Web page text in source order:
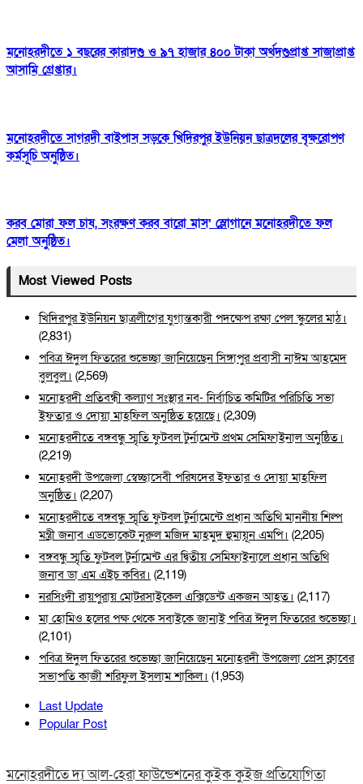
মনোহরদীতে ১ বছরের কারাদণ্ড ও ৯৭ হাজার ৪০০ টাকা অর্থদণ্ডপ্রাপ্ত সাজাপ্রাপ্ত
আসামি গ্রেপ্তার।
মনোহরদীতে সাগরদী বাইপাস সড়কে খিদিরপুর ইউনিয়ন ছাত্রদলের বৃক্ষরোপণ
কর্মসূচি অনুষ্ঠিত।
করব মোরা ফল চাষ, সংরক্ষণ করব বারো মাস’ স্লোগানে মনোহরদীতে ফল
মেলা অনুষ্ঠিত।
Most Viewed Posts
খিদিরপুর ইউনিয়ন ছাত্রলীগের যুগান্তকারী পদক্ষেপ রক্ষা পেল স্কুলের মাঠ।
(2,831)
পবিত্র ঈদুল ফিতরের শুভেচ্ছা জানিয়েছেন সিঙ্গাপুর প্রবাসী নাঈম আহমেদ
বুলবুল। (2,569)
মনোহরদী প্রতিবন্ধী কল্যাণ সংস্থার নব- নির্বাচিত কমিটির পরিচিতি সভা
ইফতার ও দোয়া মাহফিল অনুষ্ঠিত হয়েছে। (2,309)
মনোহরদীতে বঙ্গবন্ধু স্মৃতি ফুটবল টুর্নামেন্ট প্রথম সেমিফাইনাল অনুষ্ঠিত।
(2,219)
মনোহরদী উপজেলা স্বেচ্ছাসেবী পরিষদের ইফতার ও দোয়া মাহফিল
অনুষ্ঠিত। (2,207)
মনোহরদীতে বঙ্গবন্ধু স্মৃতি ফুটবল টুর্নামেন্টে প্রধান অতিথি মাননীয় শিল্প
মন্ত্রী জনাব এডভোকেট নুরুল মজিদ মাহমুদ হুমায়ূন এমপি। (2,205)
বঙ্গবন্ধু স্মৃতি ফুটবল টুর্নামেন্ট এর দ্বিতীয় সেমিফাইনালে প্রধান অতিথি
জনাব ডা এম এইচ কবির। (2,119)
নরসিংদী রায়পুরায় মোটরসাইকেল এক্সিডেন্ট একজন আহত। (2,117)
মা হোমিও হলের পক্ষ থেকে সবাইকে জানাই পবিত্র ঈদুল ফিতরের শুভেচ্ছা।
(2,101)
পবিত্র ঈদুল ফিতরের শুভেচ্ছা জানিয়েছেন মনোহরদী উপজেলা প্রেস ক্লাবের
সভাপতি কাজী শরিফুল ইসলাম শাকিল। (1,953)
Last Update
Popular Post
মনোহরদীতে দ্য আল-হেরা ফাউন্ডেশনের কুইক কুইজ প্রতিযোগিতা